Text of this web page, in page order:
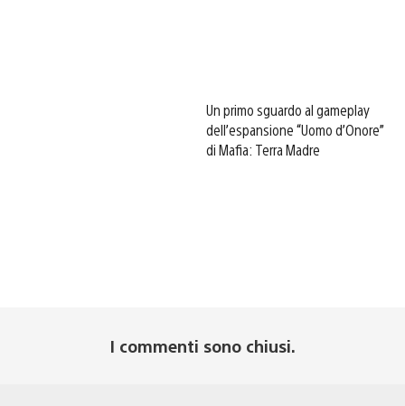
Un primo sguardo al gameplay
dell’espansione “Uomo d’Onore”
di Mafia: Terra Madre
I commenti sono chiusi.